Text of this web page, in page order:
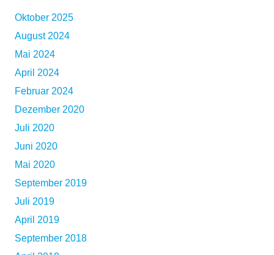
Oktober 2025
August 2024
Mai 2024
April 2024
Februar 2024
Dezember 2020
Juli 2020
Juni 2020
Mai 2020
September 2019
Juli 2019
April 2019
September 2018